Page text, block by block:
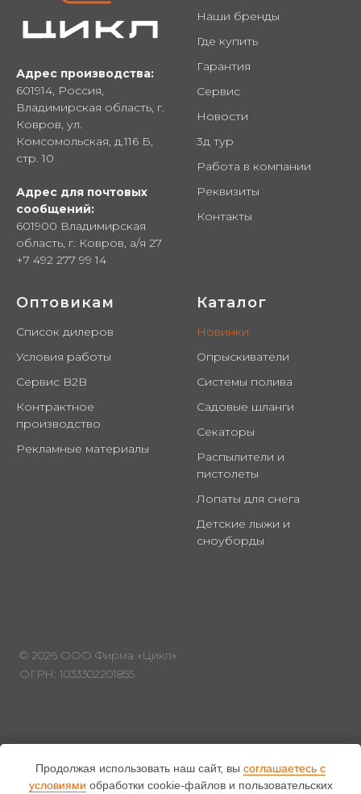
Адрес производства:
601914, Россия,
Владимирская область, г.
Ковров, ул.
Комсомольская, д.116 Б,
стр. 10
Адрес для почтовых
сообщений:
601900 Владимирская
область, г. Ковров, а/я 27
+7 492 277 99 14
Наши бренды
Где купить
Гарантия
Сервис
Новости
3д тур
Работа в компании
Реквизиты
Контакты
Оптовикам
Список дилеров
Условия работы
Сервис B2B
Контрактное
производство
Рекламные материалы
Каталог
Новинки
Опрыскиватели
Системы полива
Садовые шланги
Секаторы
Распылители и
пистолеты
Лопаты для снега
Детские лыжи и
сноуборды
© 2026 ООО Фирма «Цикл»
ОГРН: 1033302201855
Охрана труда
Политика
Продолжая использовать наш сайт, вы соглашаетесь с
условиями обработки cookie-файлов и пользовательских